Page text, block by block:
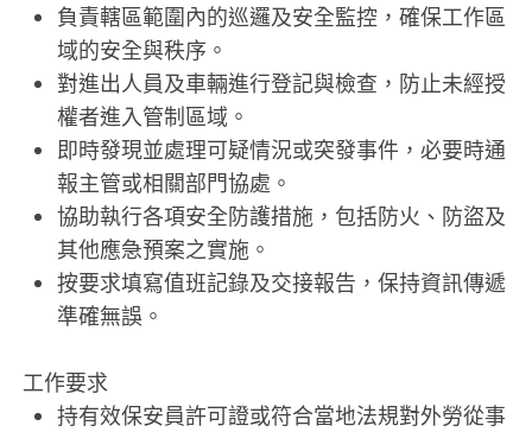
負責轄區範圍內的巡邏及安全監控，確保工作區
域的安全與秩序。
對進出人員及車輛進行登記與檢查，防止未經授
權者進入管制區域。
即時發現並處理可疑情況或突發事件，必要時通
報主管或相關部門協處。
協助執行各項安全防護措施，包括防火、防盜及
其他應急預案之實施。
按要求填寫值班記錄及交接報告，保持資訊傳遞
準確無誤。
工作要求
持有效保安員許可證或符合當地法規對外勞從事